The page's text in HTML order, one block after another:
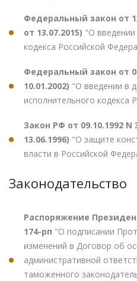
Федеральный закон от
от 13.07.2015) "О введении
кодекса Российской
Федеральный закон от
10.01.2002) "О введении в
исполнительного кодекса
Закон РФ от 09.10.1992 N
13.06.1996) "О защите
власти в Российской
Законодательство
Распоряжение
174-рп "О подписании
изменений в Договор об
административной
таможенного